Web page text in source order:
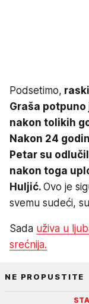
Podsetimo,
Graša
nakon tolikih
Nakon 24
Petar su
nakon toga
Huljić. Ovo je
svemu sudeći,
Sada uživa u
srećnija.
NE PROPUSTITE